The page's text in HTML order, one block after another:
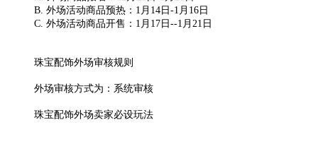
B. 外场活动商品预热：1月14日-1月16日
C. 外场活动商品开售：1月17日--1月21日
珠宝配饰外场审核规则
外场审核方式为：系统审核
珠宝配饰外场卖家必设玩法